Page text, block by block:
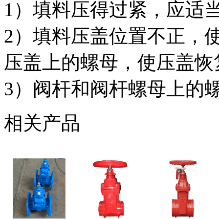
1）填料压得过紧，应适
2）填料压盖位置不正，
压盖上的螺母，使压盖
3）阀杆和阀杆螺母上的
相关产品